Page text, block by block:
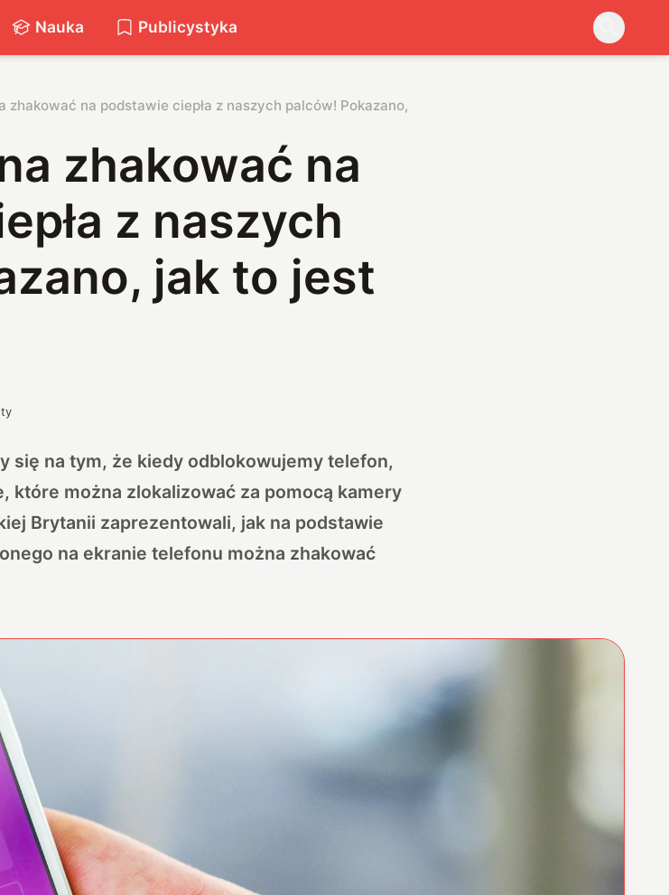
Nauka Publicystyka
zhakować na podstawie ciepła z naszych palców! Pokazano, jak to jest możliwe
zhakować na
z naszych
jak to jest
się na tym, że kiedy odblokowujemy telefon,
które można zlokalizować za pomocą kamery
Brytanii zaprezentowali, jak na podstawie
na ekranie telefonu można zhakować